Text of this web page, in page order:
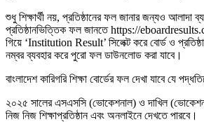
শুধু শিক্ষার্থী নয়, প্রতিষ্ঠানের ফল জানার জন্যও আলাদা
প্রতিষ্ঠানভিত্তিক ফল জানতে https://
গিয়ে ‘Institution Result’ সিলেক্ট করে বোর্ড ও
নম্বর ব্যবহার করে পুরো ফল ডাউনলোড করা যাবে।
বাংলাদেশ কারিগরি শিক্ষা বোর্ডের ফল দেখা যাবে যে
২০২৫ সালের এসএসসি (ভোকেশনাল) ও দাখিল
নিজ নিজ শিক্ষাপ্রতিষ্ঠান এবং অনলাইনে দেখতে পারবে।